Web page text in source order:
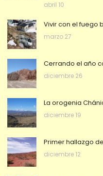
abril 10
Vivir con el fuego
marzo 27
Cerrando el año
diciembre 26
La orogenia
diciembre 19
Primer hallazgo
diciembre 12